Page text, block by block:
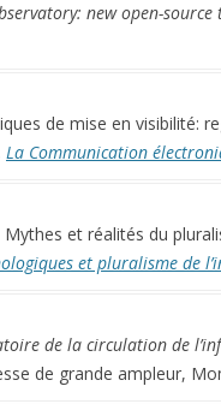
new open-
de mise en visibilité:
La Communication
et réalités du
et pluralisme de
de la circulation de
de grande ampleur,